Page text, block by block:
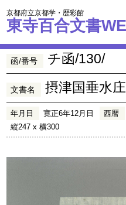
京都府立京都学・歴彩館
東寺百合文書
函/番号 チ函/130/
文書名 摂津国垂水
年月日 寛正6年12月日 西暦
縦247 x 横300